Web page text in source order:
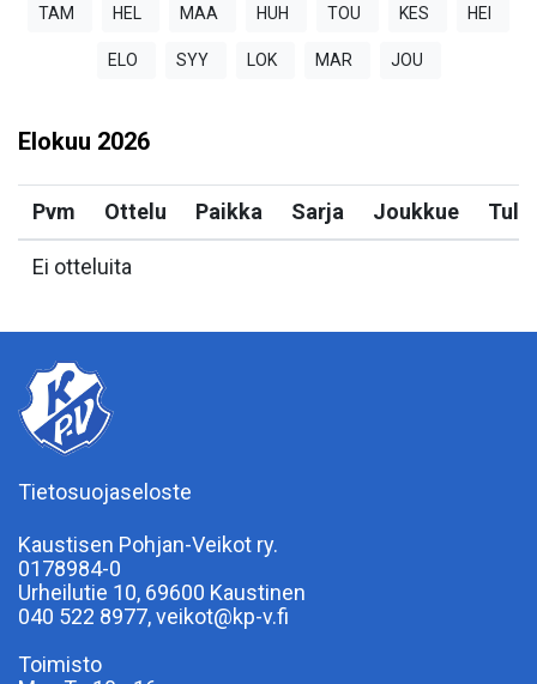
TAM HEL MAA HUH TOU KES HEI
ELO SYY LOK MAR JOU
Elokuu 2026
Pvm Ottelu Paikka Sarja Joukkue
Ei otteluita
Tietosuojaseloste
Kaustisen Pohjan-Veikot ry.
0178984-0
Urheilutie 10, 69600 Kaustinen
040 522 8977, veikot@kp-v.fi
Toimisto